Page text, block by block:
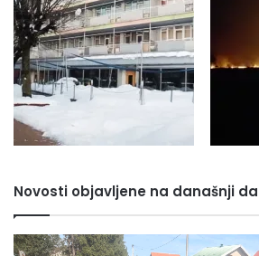
Novosti objavljene na današnji